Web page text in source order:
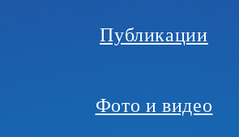
Публикации
Фото и видео